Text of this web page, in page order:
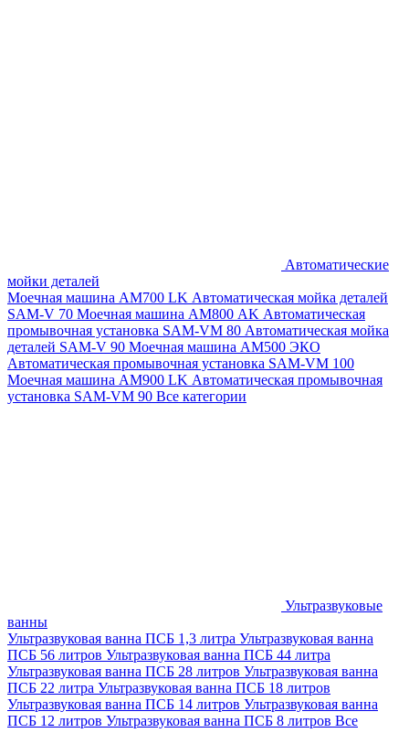
Автоматические
мойки деталей
Моечная машина AM700 LK Автоматическая мойка деталей
SAM-V 70 Моечная машина АМ800 AK Автоматическая
промывочная установка SAM-VM 80 Автоматическая мойка
деталей SAM-V 90 Моечная машина АМ500 ЭКО
Автоматическая промывочная установка SAM-VM 100
Моечная машина AM900 LK Автоматическая промывочная
установка SAM-VM 90 Все категории
Ультразвуковые
ванны
Ультразвуковая ванна ПСБ 1,3 литра Ультразвуковая ванна
ПСБ 56 литров Ультразвуковая ванна ПСБ 44 литра
Ультразвуковая ванна ПСБ 28 литров Ультразвуковая ванна
ПСБ 22 литра Ультразвуковая ванна ПСБ 18 литров
Ультразвуковая ванна ПСБ 14 литров Ультразвуковая ванна
ПСБ 12 литров Ультразвуковая ванна ПСБ 8 литров Все